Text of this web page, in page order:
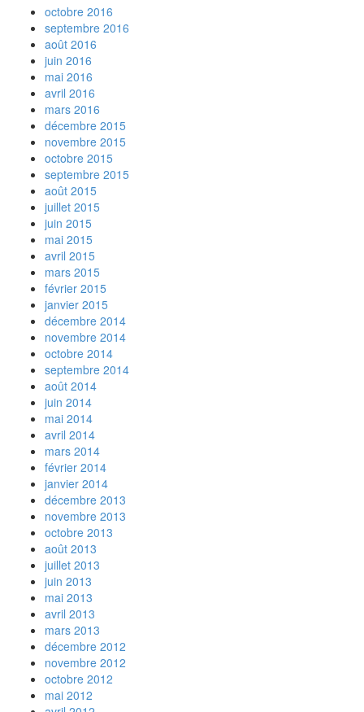
octobre 2016
septembre 2016
août 2016
juin 2016
mai 2016
avril 2016
mars 2016
décembre 2015
novembre 2015
octobre 2015
septembre 2015
août 2015
juillet 2015
juin 2015
mai 2015
avril 2015
mars 2015
février 2015
janvier 2015
décembre 2014
novembre 2014
octobre 2014
septembre 2014
août 2014
juin 2014
mai 2014
avril 2014
mars 2014
février 2014
janvier 2014
décembre 2013
novembre 2013
octobre 2013
août 2013
juillet 2013
juin 2013
mai 2013
avril 2013
mars 2013
décembre 2012
novembre 2012
octobre 2012
mai 2012